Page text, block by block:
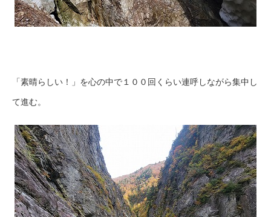
「素晴らしい！」を心の中で１００回くらい連呼しながら集中し
て進む。